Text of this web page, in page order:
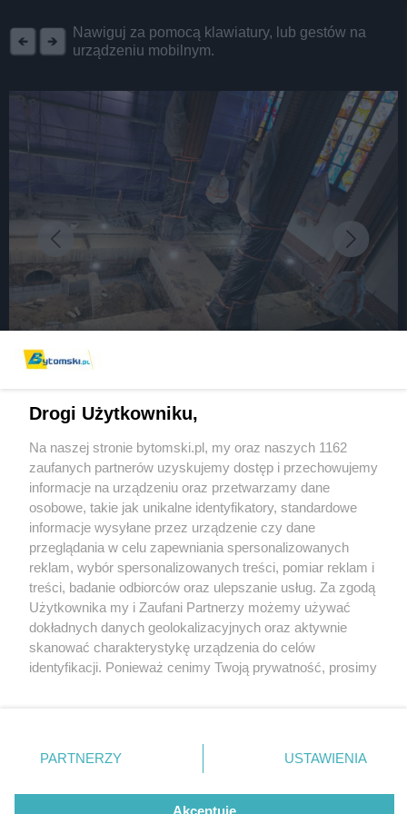
Nawiguj za pomocą klawiatury, lub gestów na
urządzeniu mobilnym.
Remont kościoła na Karbiu. Celem usunięcie
1 / 12
Kościół Bytom Karb - remont
Prace remontowe trwają też wewnątrz kościoła. W
związku z nimi część kościoła jest wyłączona z użytku.
Wydawca mediów lokalnych
Nie zapomnij
zapoznać się z:
polityką prywatności regulamin korzystania z portali
Twojemiasto
Piekary Śląskie
Chorzów
Tarnowskie Góry
Gliwice
Skontakuj sięz nami
Kontakt
Wydawca
Pogoda
Drogi Użytkowniku,
Na naszej stronie bytomski.pl, my oraz naszych 1162
zaufanych partnerów uzyskujemy dostęp i przechowujemy
informacje na urządzeniu oraz przetwarzamy dane
osobowe, takie jak unikalne identyfikatory, standardowe
informacje wysyłane przez urządzenie czy dane
przeglądania w celu zapewniania spersonalizowanych
reklam, wybór spersonalizowanych treści, pomiar reklam i
treści, badanie odbiorców oraz ulepszanie usług. Za zgodą
Użytkownika my i Zaufani Partnerzy możemy używać
dokładnych danych geolokalizacyjnych oraz aktywnie
skanować charakterystykę urządzenia do celów
identyfikacji. Ponieważ cenimy Twoją prywatność, prosimy
prywatności znajdujący się w lewym dolnym rogu strony
. Niektóre rodzaje przetwarzania danych nie wymagają
zgody użytkownika, ale masz prawo sprzeciwić się
takiemu przetwarzaniu. Preferencje będą miały
PARTNERZY USTAWIENIA
Akceptuję